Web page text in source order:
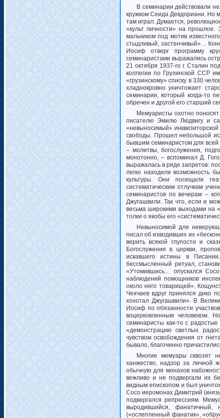
В семинарии действовали
кружком Сеида Девдориани. Но
там играл. Думается,
«культ личности» на прошлое.
мальчиком под мотив
стыдливый, застенчивый»…
Иосиф отверг программу
семинаристами выражались
21 октября 1937-го г. Сталин
коллегии по Грузинской ССР
«грузинскому» списку в 330
хладнокровно уничтожает
семинарии, который когда-то
обречен и другой его старший
Мемуаристы охотно
писателю Эмилю Людвигу и
«невыносимый»
свободы. Прошел небольшой
бывшим семинаристом для всей
– молитвы, богослужения,
монотонно, – вспоминал Д.
выражалась в ряде запретов:
легко находили возможность
культуры. Они посещали
систематическим отлучкам
семинаристов по вечерам –
Джугашвили. Так что, если и
весьма широкими выходами на
толки о якобы его
Невыносимой для
писал об изводивших их
верить всякой глупости и
Богослужения в церкви,
искавшего истины в
бессмысленный ритуал,
«Утомившись… опускался
наблюдений помощников
около него товарищей».
Чехчаев вдруг принялся дико
хохотал Джугашвили». В
Иосиф по обязанности
воцерковленным человеком.
семинаристы как-то с радостью
«демонстрацию светлых
чувством освобождения от
бывало, благочинно
Многие мемуары сквозят
ханжество, надзор за личной
обычную для монахов
вежливо и не подвергали их
видным епископом и был
Сосоиеромонах Димитрий
подвергался репрессиям.
выродившийся, фанатичный,
(«ослепленный фанатик»,